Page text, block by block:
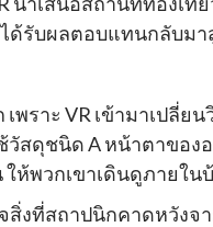
รับผลตอบแทนกลับมาสู
พราะ VR เข้ามาเปลี่
สดุชนิด A หน้าตาของ
ห้พวกเขาเดินดูภายใน
สิ่งที่สถาปนิกคาดหวัง